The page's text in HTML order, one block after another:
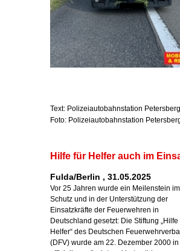
Text: Polizeiautobahnstation Petersberg
Foto: Polizeiautobahnstation
Hilfe für Helfer auch im
Fulda/Berlin , 31.05.2025
Vor 25 Jahren wurde ein Meilenstein im
Schutz und in der Unterstützung der
Einsatzkräfte der Feuerwehren in
Deutschland gesetzt: Die Stiftung „Hilfe
Helfer“ des Deutschen
(DFV) wurde am 22. Dezember 2000